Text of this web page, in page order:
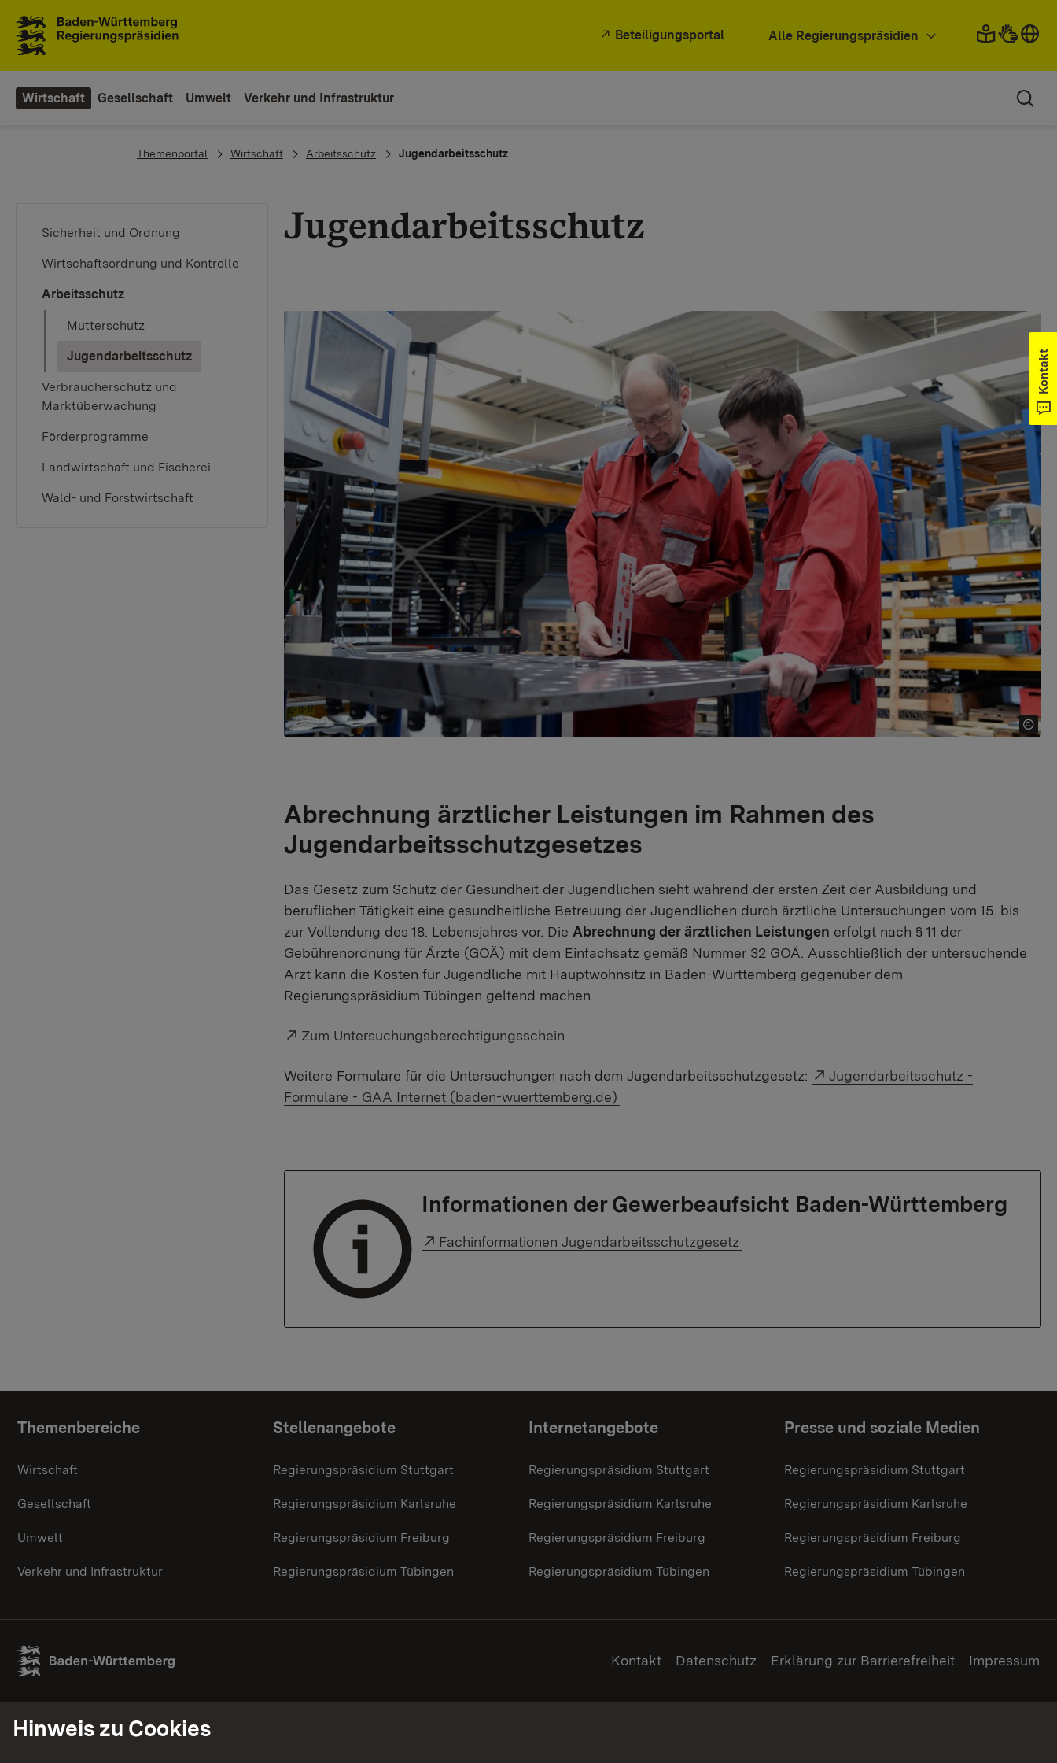
Beteiligungsportal Alle Regierungspräsidien
Wirtschaft Gesellschaft Umwelt Verkehr und Infrastruktur
You are here:
Themenportal Wirtschaft Arbeitsschutz Jugendarbeitsschutz
Sicherheit und Ordnung
Wirtschaftsordnung und Kontrolle
Arbeitsschutz
Mutterschutz
Jugendarbeitsschutz(current)
Verbraucherschutz und
Marktüberwachung
Förderprogramme
Landwirtschaft und Fischerei
Wald- und Forstwirtschaft
Jugendarbeitsschutz
Abrechnung ärztlicher Leistungen im Rahmen des
Jugendarbeitsschutzgesetzes
Das Gesetz zum Schutz der Gesundheit der Jugendlichen sieht während der ersten Zeit der Ausbildung und
beruflichen Tätigkeit eine gesundheitliche Betreuung der Jugendlichen durch ärztliche Untersuchungen vom 15. bis
zur Vollendung des 18. Lebensjahres vor. Die Abrechnung der ärztlichen Leistungen erfolgt nach § 11 der
Gebührenordnung für Ärzte (GOÄ) mit dem Einfachsatz gemäß Nummer 32 GOÄ. Ausschließlich der untersuchende
Arzt kann die Kosten für Jugendliche mit Hauptwohnsitz in Baden-Württemberg gegenüber dem
Regierungspräsidium Tübingen geltend machen.
Externer Link:
Zum Untersuchungsberechtigungsschein
Weitere Formulare für die Untersuchungen nach dem Jugendarbeitsschutzgesetz: Externer Link:
Jugendarbeitsschutz -
Formulare - GAA Internet (baden-wuerttemberg.de)
Informationen der Gewerbeaufsicht Baden-Württemberg
Externer Link:
Fachinformationen Jugendarbeitsschutzgesetz
Kontakt
Themenübersicht
Themenbereiche
Wirtschaft
Gesellschaft
Umwelt
Verkehr und Infrastruktur
Stellenangebote
Regierungspräsidium Stuttgart
Regierungspräsidium Karlsruhe
Regierungspräsidium Freiburg
Regierungspräsidium Tübingen
Internetangebote
Regierungspräsidium Stuttgart
Regierungspräsidium Karlsruhe
Regierungspräsidium Freiburg
Regierungspräsidium Tübingen
Presse und soziale Medien
Regierungspräsidium Stuttgart
Regierungspräsidium Karlsruhe
Regierungspräsidium Freiburg
Regierungspräsidium Tübingen
Kontakt Datenschutz Erklärung zur Barrierefreiheit Impressum
Hinweis zu Cookies